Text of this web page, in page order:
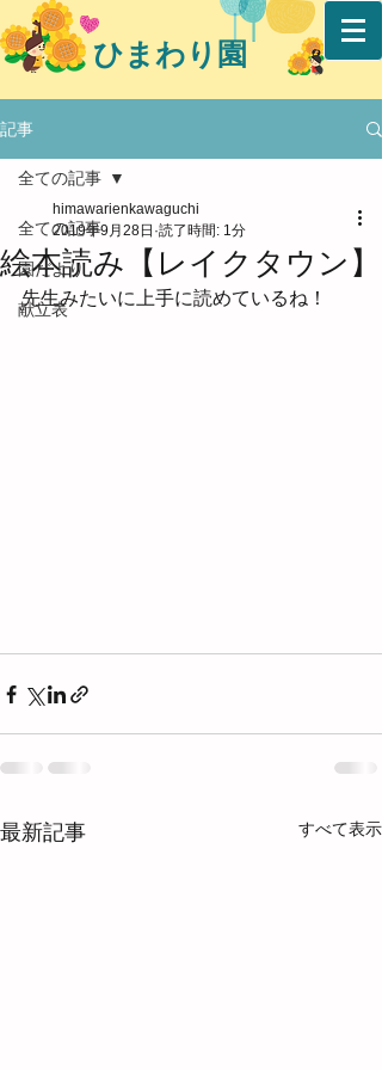
ひまわり園
記事
全ての記事
園だより
献立表
全ての記事
絵本読み【レイクタウン】
himawarienkawaguchi
2019年9月28日 読了時間: 1分
先生みたいに上手に読めているね！
最新記事 すべて表示